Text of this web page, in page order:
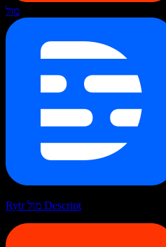
מול
Rytr מול Descript